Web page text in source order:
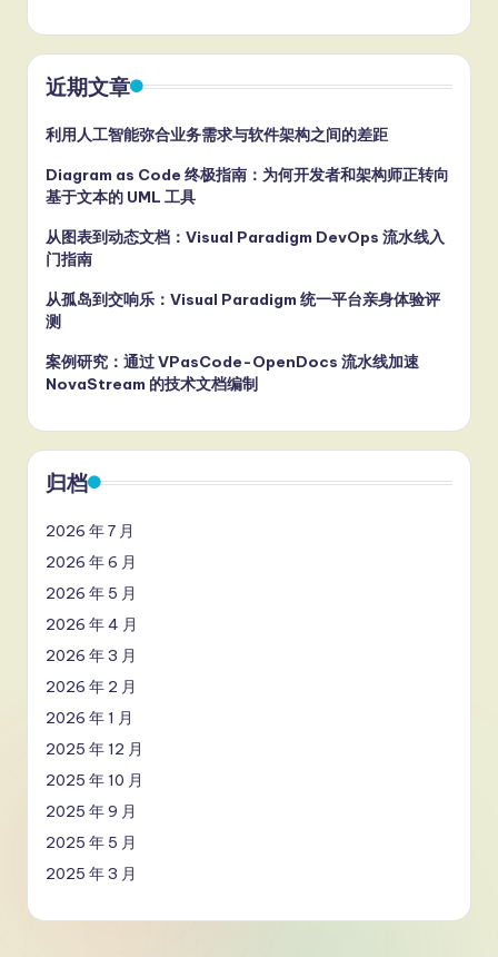
近期文章
利用人工智能弥合业务需求与软件架构之间的差距
Diagram as Code 终极指南：为何开发者和架构师正转向
基于文本的 UML 工具
从图表到动态文档：Visual Paradigm DevOps 流水线入
门指南
从孤岛到交响乐：Visual Paradigm 统一平台亲身体验评
测
案例研究：通过 VPasCode-OpenDocs 流水线加速
NovaStream 的技术文档编制
归档
2026 年 7 月
2026 年 6 月
2026 年 5 月
2026 年 4 月
2026 年 3 月
2026 年 2 月
2026 年 1 月
2025 年 12 月
2025 年 10 月
2025 年 9 月
2025 年 5 月
2025 年 3 月